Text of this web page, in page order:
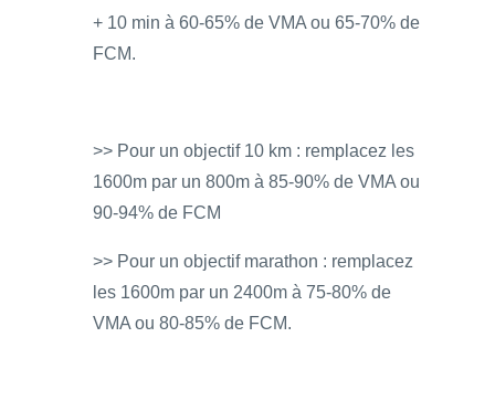
+ 10 min à 60-65% de VMA ou 65-70% de
FCM.
>> Pour un objectif 10 km : remplacez les
1600m par un 800m à 85-90% de VMA ou
90-94% de FCM
>> Pour un objectif marathon : remplacez
les 1600m par un 2400m à 75-80% de
VMA ou 80-85% de FCM.